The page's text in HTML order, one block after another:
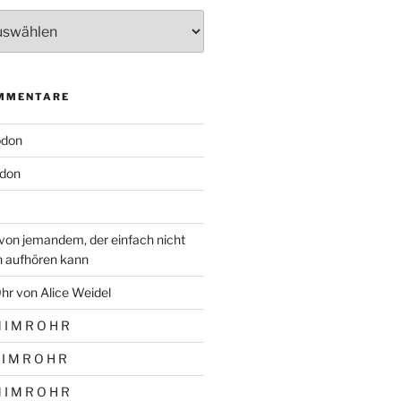
jemandem, der einfach nicht
aufhören kann
von Alice Weidel
I M R O H R
M R O H R
I M R O H R